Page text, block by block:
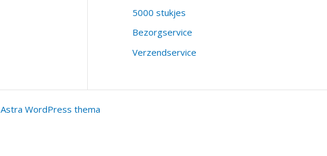
5000 stukjes
Bezorgservice
Verzendservice
Astra WordPress thema